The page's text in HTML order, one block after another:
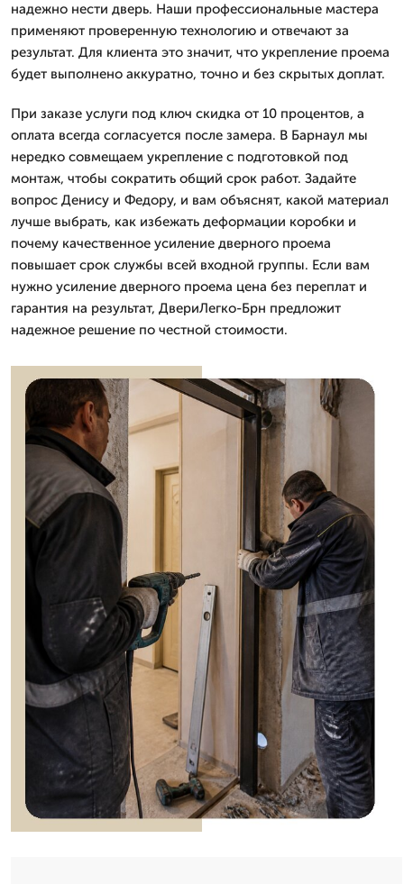
надежно нести дверь. Наши профессиональные мастера
применяют проверенную технологию и отвечают за
результат. Для клиента это значит, что укрепление проема
будет выполнено аккуратно, точно и без скрытых доплат.
При заказе услуги под ключ скидка от 10 процентов, а
оплата всегда согласуется после замера. В Барнаул мы
нередко совмещаем укрепление с подготовкой под
монтаж, чтобы сократить общий срок работ. Задайте
вопрос Денису и Федору, и вам объяснят, какой материал
лучше выбрать, как избежать деформации коробки и
почему качественное усиление дверного проема
повышает срок службы всей входной группы. Если вам
нужно усиление дверного проема цена без переплат и
гарантия на результат, ДвериЛегко-Брн предложит
надежное решение по честной стоимости.